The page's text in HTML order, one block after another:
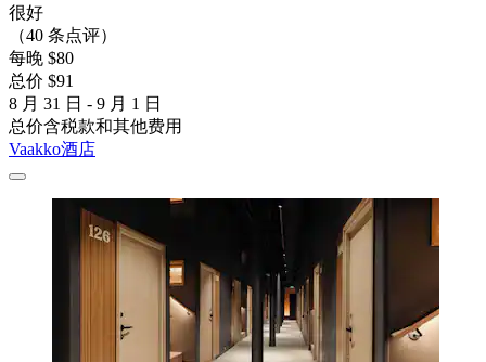
很好
（40 条点评）
每晚 $80
总价 $91
8 月 31 日 - 9 月 1 日
总价含税款和其他费用
Vaakko酒店